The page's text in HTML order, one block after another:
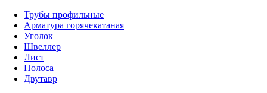
Трубы профильные
Арматура горячекатаная
Уголок
Швеллер
Лист
Полоса
Двутавр